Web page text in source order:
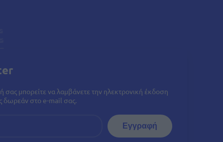
σας μπορείτε να λαμβάνετε την ηλεκτρονική έκδοση
δωρεάν στο e-mail σας.